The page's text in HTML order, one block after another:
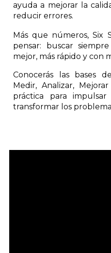
ayuda a mejorar la
reducir errores.
Más que números, Six
pensar: buscar
mejor, más rápido y con
Conocerás las bases
Medir, Analizar,
práctica para
transformar los